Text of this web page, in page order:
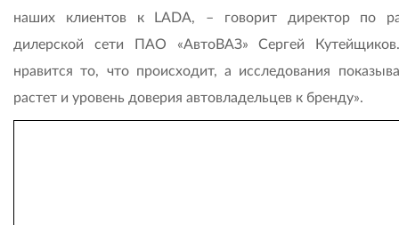
наших клиентов к LADA, – говорит директор по
дилерской сети ПАО «АвтоВАЗ» Сергей
нравится то, что происходит, а исследования
растет и уровень доверия автовладельцев к бренду».